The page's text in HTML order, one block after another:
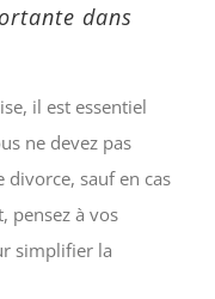
dans
il est essentiel
ne devez pas
sauf en cas
pensez à vos
simplifier la